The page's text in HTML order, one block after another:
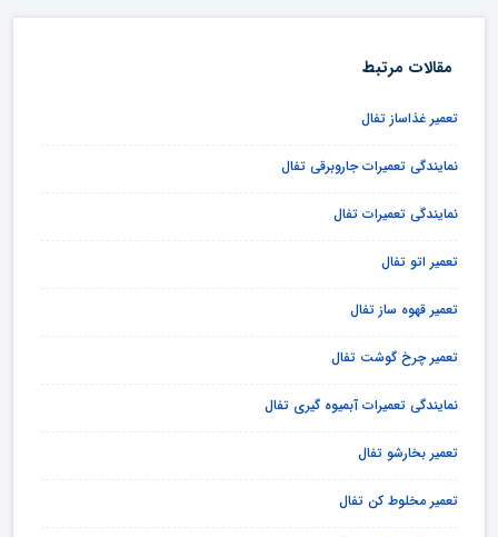
مقالات مرتبط
تعمیر غذاساز تفال
نمایندگی تعمیرات جاروبرقی تفال
نمایندگی تعمیرات تفال
تعمیر اتو تفال
تعمیر قهوه ساز تفال
تعمیر چرخ گوشت تفال
نمایندگی تعمیرات آبمیوه گیری تفال
تعمیر بخارشو تفال
تعمیر مخلوط کن تفال